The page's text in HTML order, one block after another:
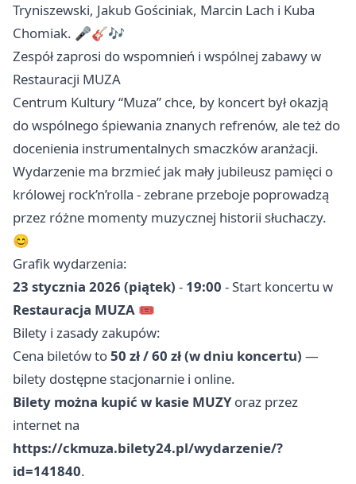
Tryniszewski, Jakub Gościniak, Marcin Lach i Kuba
Chomiak. 🎤🎸🎶
Zespół zaprosi do wspomnień i wspólnej zabawy w
Restauracji MUZA
Centrum Kultury “Muza” chce, by koncert był okazją
do wspólnego śpiewania znanych refrenów, ale też do
docenienia instrumentalnych smaczków aranżacji.
Wydarzenie ma brzmieć jak mały jubileusz pamięci o
królowej rock’n’rolla - zebrane przeboje poprowadzą
przez różne momenty muzycznej historii słuchaczy.
😊
Grafik wydarzenia:
23 stycznia 2026 (piątek) - 19:00 - Start koncertu w
Restauracja MUZA 🎟️
Bilety i zasady zakupów:
Cena biletów to50 zł / 60 zł (w dniu koncertu) —
bilety dostępne stacjonarnie i online.
Bilety można kupić w kasie MUZYoraz przez
internet na
https://ckmuza.bilety24.pl/wydarzenie/?
id=141840.